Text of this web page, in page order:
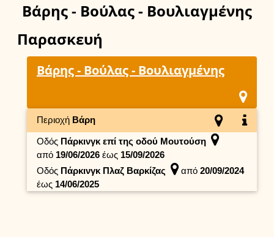
Βάρης - Βούλας - Βουλιαγμένης
Παρασκευή
Βάρης - Βούλας - Βουλιαγμένης
Περιοχή Βάρη
Οδός Πάρκινγκ επί της οδού Μουτούση
από 19/06/2026 έως 15/09/2026
Οδός Πάρκινγκ Πλαζ Βαρκίζας από 20/09/2024
έως 14/06/2025